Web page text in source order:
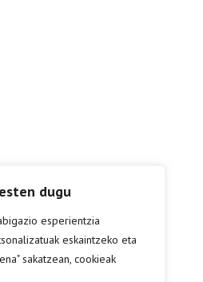
dugu
esperientzia
eskaintzeko eta
sakatzean, cookieak